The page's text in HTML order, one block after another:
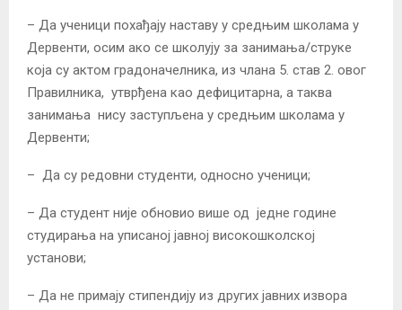
– Да ученици похађају наставу у средњим школама у
Дервенти, осим ако се школују за занимања/струке
која су актом градоначелника, из члана 5. став 2. овог
Правилника, утврђена као дефицитарна, а таква
занимања нису заступљена у средњим школама у
Дервенти;
– Да су редовни студенти, односно ученици;
– Да студент није обновио више од једне године
студирања на уписаној јавној високошколској
установи;
– Да не примају стипендију из других јавних извора